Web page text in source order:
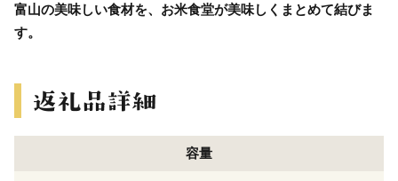
富山の美味しい食材を、お米食堂が美味しくまとめて結びま
す。
容量